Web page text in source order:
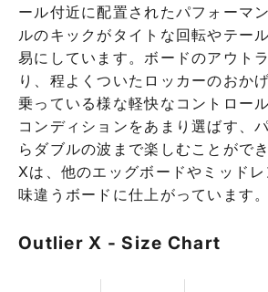
ール付近に配置されたパフォーマ
ルのキックがタイトな回転やテー
易にしています。ボードのアウト
り、程よくついたロッカーのおか
乗っている様な軽快なコントロー
コンディションをあまり選ばす、
らダブルの波まで楽しむことがで
Xは、他のエッグボードやミッド
味違うボードに仕上がっています。
Outlier X - Size Chart